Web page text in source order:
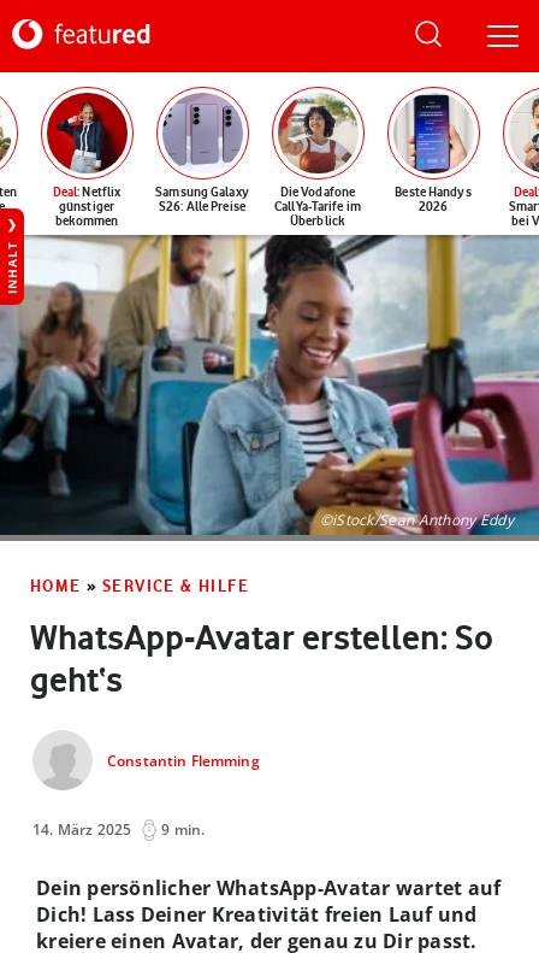
Deal: Netflix
günstiger
bekommen
Samsung Galaxy
S26: Alle Preise
Die Vodafone
CallYa-Tarife im
Überblick
Beste Handys
2026
Deal
bei
INHALT
©iStock/Sean Anthony Eddy
HOME » SERVICE & HILFE
WhatsApp-Avatar erstellen: So
geht‘s
Constantin Flemming
14. März 2025 9 min.
Dein persönlicher WhatsApp-Avatar wartet auf
Dich! Lass Deiner Kreativität freien Lauf und
kreiere einen Avatar, der genau zu Dir passt.